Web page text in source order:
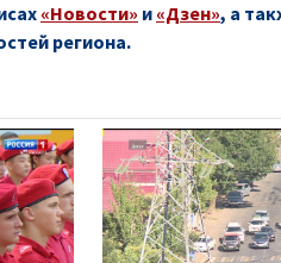
«Новости» и «Дзен», а
региона.